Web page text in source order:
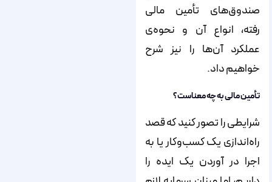
صندوق‌‌‌‌‌‌‌‌‌‌‌‌‌‌‌‌‌‌‌‌‌‌‌‌‌‌‌‌‌‌‌‌‌‌‌‌‌‌‌‌‌‌‌‌‌‌‌‌‌‌‌‌‌‌‌‌‌‌‌‌‌‌‌‌‌‌‌‌‌‌‌‌‌‌‌‌‌های تأمین مالی
رفته، انواع آن و نحوه‌‌‌‌‌‌‌‌‌‌‌‌‌‌‌‌‌‌‌‌‌‌‌‌‌‌‌‌‌‌‌‌‌‌‌‌‌‌‌‌‌‌‌‌‌‌‌‌‌‌‌‌‌‌‌‌‌‌‌‌‌‌‌‌‌‌‌‌‌‌‌‌‌‌‌‌‌ی
عملکرد آن‌‌‌‌‌‌‌‌‌‌‌‌‌‌‌‌‌‌‌‌‌‌‌‌‌‌‌‌‌‌‌‌‌‌‌‌‌‌‌‌‌‌‌‌‌‌‌‌‌‌‌‌‌‌‌‌‌‌‌‌‌‌‌‌‌‌‌‌‌‌‌‌‌‌‌‌‌ها را نیز شرح
خواهیم داد.
تأمین مالی به چه معناست؟
شرایطی را تصور کنید که قصد
راه‌‌‌‌‌‌‌‌‌‌‌‌‌‌‌‌‌‌‌‌‌‌‌‌‌‌‌‌‌‌‌‌‌‌‌‌‌‌‌‌‌‌‌‌‌‌‌‌‌‌‌‌‌‌‌‌‌‌‌‌‌‌‌‌‌‌‌‌‌‌‌‌‌‌‌‌‌اندازی یک کسب‌‌‌‌‌‌‌‌‌‌‌‌‌‌‌‌‌‌‌‌‌‌‌‌‌‌‌‌‌‌‌‌‌‌‌‌‌‌‌‌‌‌‌‌‌‌‌‌‌‌‌‌‌‌‌‌‌‌‌‌‌‌‌‌‌‌‌‌‌‌‌‌‌‌‌‌‌وکار یا به
اجرا در آوردن یک ایده را